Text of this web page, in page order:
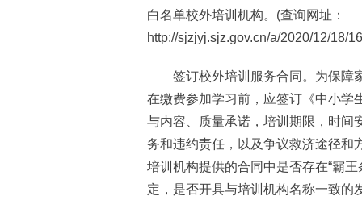
白名单校外培训机构。(查询网址：
http://sjzjyj.sjz.gov.cn/a/2020/12/18/
签订校外培训服务合同。为保障
在缴费参加学习前，应签订《中小学
与内容、质量承诺，培训期限，时间
务和违约责任，以及争议救济途径和
培训机构提供的合同中是否存在“霸
定，是否开具与培训机构名称一致的